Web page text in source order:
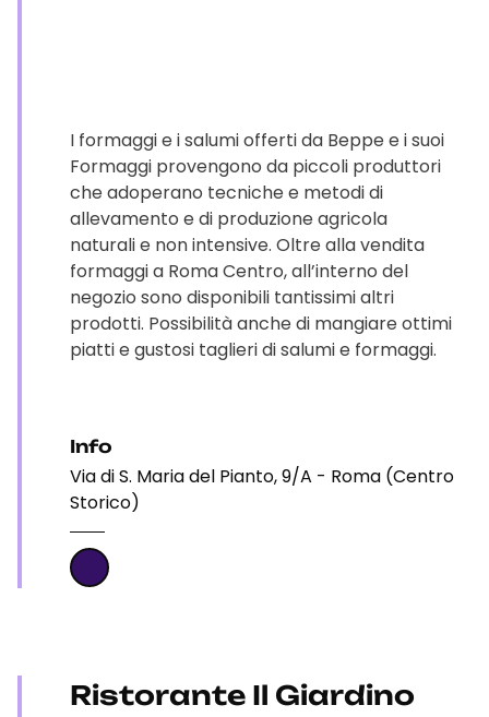
I formaggi e i salumi offerti da Beppe e i suoi
Formaggi provengono da piccoli produttori
che adoperano tecniche e metodi di
allevamento e di produzione agricola
naturali e non intensive. Oltre alla vendita
formaggi a Roma Centro, all’interno del
negozio sono disponibili tantissimi altri
prodotti. Possibilità anche di mangiare ottimi
piatti e gustosi taglieri di salumi e formaggi.
Info
Via di S. Maria del Pianto, 9/A - Roma (Centro
Storico)
Ristorante Il Giardino